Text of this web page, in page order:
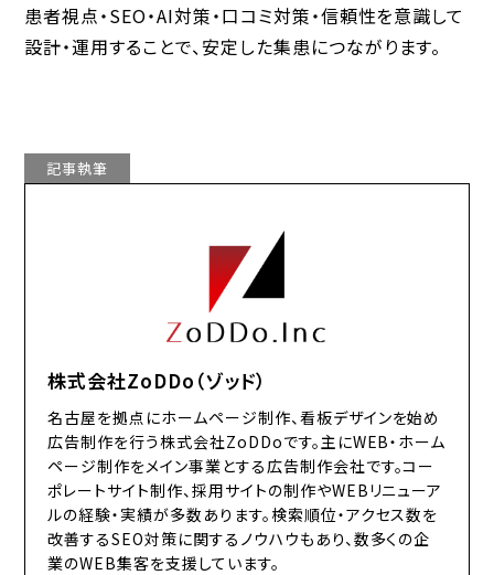
患者視点・SEO・AI対策・口コミ対策・信頼性を意識して
設計・運用することで、安定した集患につながります。
記事執筆
株式会社ZoDDo（ゾッド）
名古屋を拠点にホームページ制作、看板デザインを始め
広告制作を行う株式会社ZoDDoです。主にWEB・ホーム
ページ制作をメイン事業とする広告制作会社です。コー
ポレートサイト制作、採用サイトの制作やWEBリニューア
ルの経験・実績が多数あります。検索順位・アクセス数を
改善するSEO対策に関するノウハウもあり、数多くの企
業のWEB集客を支援しています。